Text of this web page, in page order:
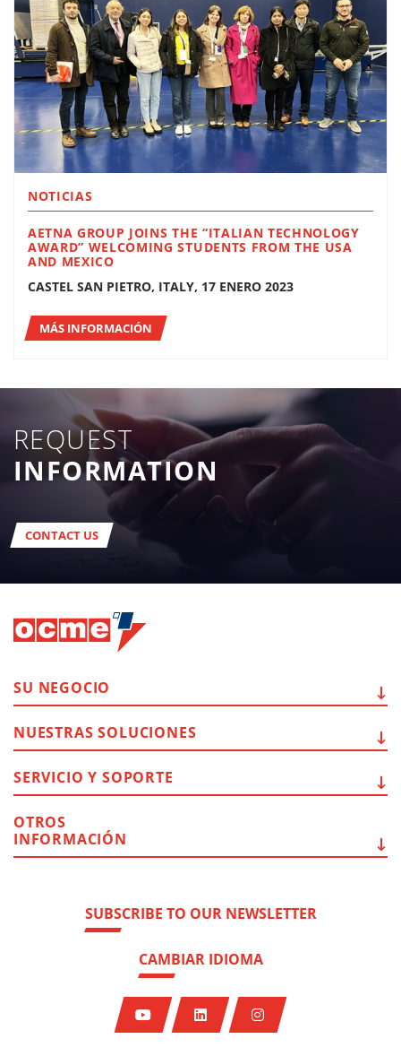
NOTICIAS
AETNA GROUP JOINS THE “ITALIAN TECHNOLOGY
AWARD” WELCOMING STUDENTS FROM THE USA
AND MEXICO
CASTEL SAN PIETRO, ITALY, 17 ENERO 2023
MÁS INFORMACIÓN
REQUEST
INFORMATION
CONTACT US
SUBSCRIBE TO OUR NEWSLETTER
CAMBIAR IDIOMA
SU NEGOCIO
NUESTRAS SOLUCIONES
SERVICIO Y SOPORTE
OTROS
INFORMACIÓN